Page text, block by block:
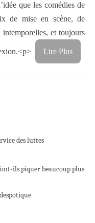
que les comédies de
de mise en scène, de
intemporelles, et toujours
Lire Plus
des luttes
ils piquer beaucoup plus